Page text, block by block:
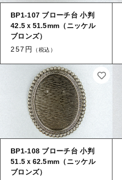
BP1-107 ブローチ台 小判
42.5ｘ51.5mm（ニッケル
ブロンズ）
257円
（税込）
BP1-108 ブローチ台 小判
51.5ｘ62.5mm（ニッケル
ブロンズ）